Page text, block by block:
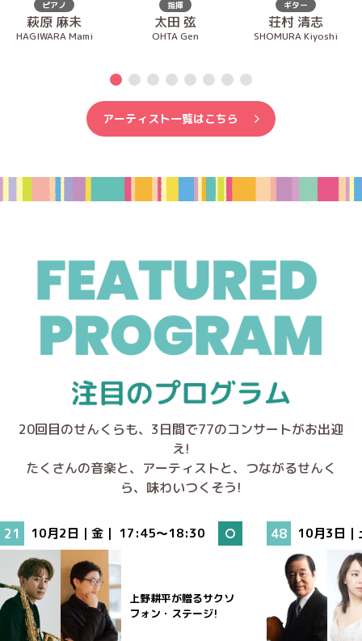
萩原 麻未
HAGIWARA Mami
ピアノ
太田 弦
OHTA Gen
指揮
荘村 清志
SHOMURA Kiyoshi
ギター
アーティスト一覧はこちら
20回目のせんくらも、3日間で77のコンサートがお出迎
え!
たくさんの音楽と、アーティストと、つながるせんく
ら、味わいつくそう!
21 10月2日｜金｜ 17:45～18:30
上野耕平が贈るサクソ
フォン・ステージ!
48 10月3日｜